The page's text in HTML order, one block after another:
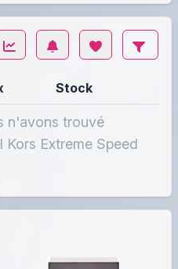
Stock
n'avons trouvé
Extreme Speed